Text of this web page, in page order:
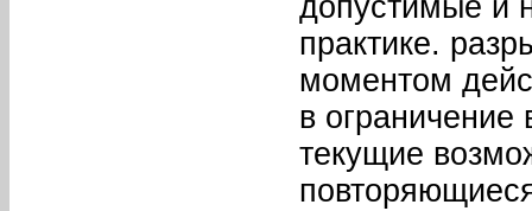
допустимые и
практике.
моментом
в
текущие